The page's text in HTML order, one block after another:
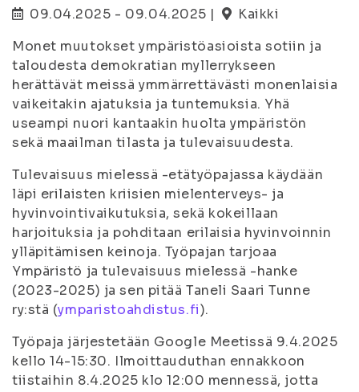
09.04.2025 - 09.04.2025 |
Kaikki
Monet muutokset ympäristöasioista sotiin ja
taloudesta demokratian myllerrykseen
herättävät meissä ymmärrettävästi monenlaisia
vaikeitakin ajatuksia ja tuntemuksia. Yhä
useampi nuori kantaakin huolta ympäristön
sekä maailman tilasta ja tulevaisuudesta.
Tulevaisuus mielessä -etätyöpajassa käydään
läpi erilaisten kriisien mielenterveys- ja
hyvinvointivaikutuksia, sekä kokeillaan
harjoituksia ja pohditaan erilaisia hyvinvoinnin
ylläpitämisen keinoja. Työpajan tarjoaa
Ympäristö ja tulevaisuus mielessä -hanke
(2023-2025) ja sen pitää Taneli Saari Tunne
ry:stä (ymparistoahdistus.fi).
Työpaja järjestetään Google Meetissä 9.4.2025
kello 14-15:30. Ilmoittauduthan ennakkoon
tiistaihin 8.4.2025 klo 12:00 mennessä, jotta